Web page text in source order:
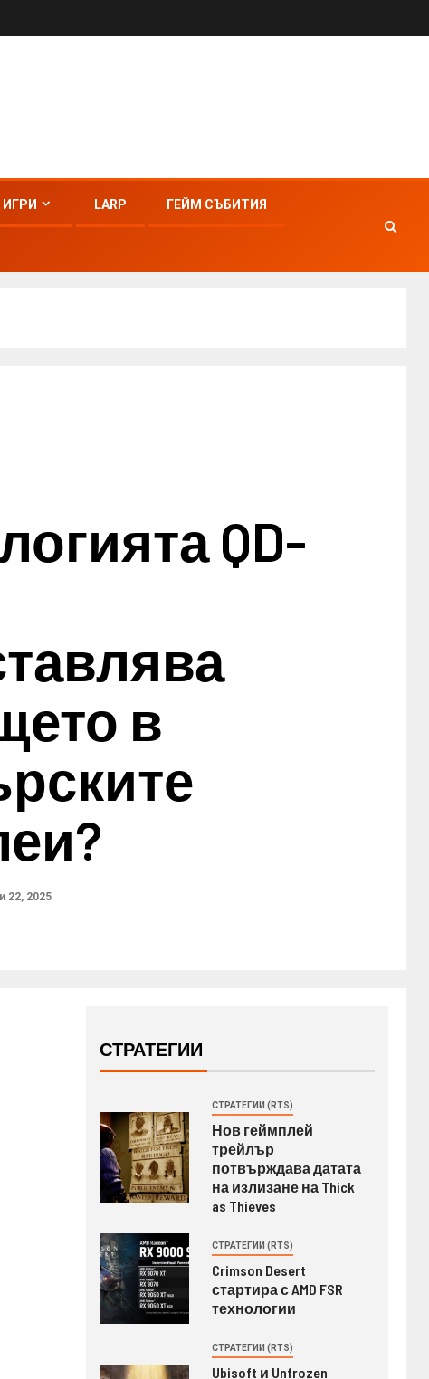
LARP ГЕЙМ СЪБИТИЯ
QD-
в
22, 2025
СТРАТЕГИИ
СТРАТЕГИИ (RTS)
Нов геймплей
трейлър
потвърждава датата
на излизане на Thick
as Thieves
СТРАТЕГИИ (RTS)
Crimson Desert
стартира с AMD FSR
технологии
СТРАТЕГИИ (RTS)
Ubisoft и Unfrozen